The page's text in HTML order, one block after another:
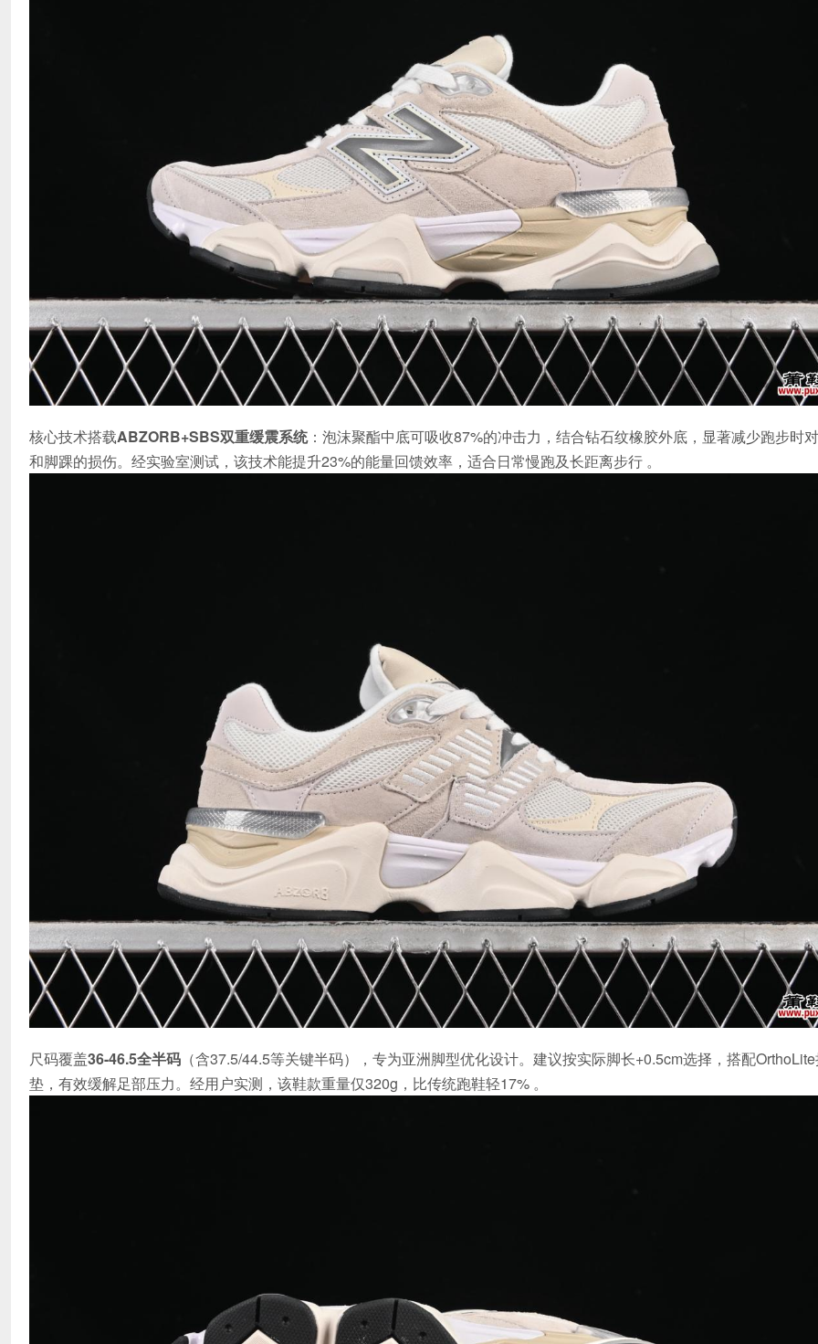
核心技术搭载ABZORB+SBS双重缓震系统：泡沫聚酯中底可吸收87%的冲击力，结合钻石纹橡胶外底，显著减少跑步时
和脚踝的损伤。经实验室测试，该技术能提升23%的能量回馈效率，适合日常慢跑及长距离步行 。
尺码覆盖36-46.5全半码 （含37.5/44.5等关键半码），专为亚洲脚型优化设计。建议按实际脚长+0.5cm选择，搭配
垫，有效缓解足部压力。经用户实测，该鞋款重量仅320g，比传统跑鞋轻17% 。